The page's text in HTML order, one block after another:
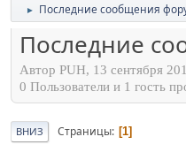
► Последние сообщения
Последние
Автор PUH, 13 сентября
0 Пользователи и 1 гость
ВНИЗ Страницы 1